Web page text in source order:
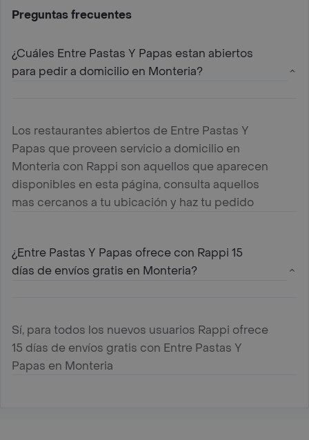
Preguntas frecuentes
¿Cuáles Entre Pastas Y Papas estan abiertos
para pedir a domicilio en Monteria?
Los restaurantes abiertos de Entre Pastas Y
Papas que proveen servicio a domicilio en
Monteria con Rappi son aquellos que aparecen
disponibles en esta página, consulta aquellos
mas cercanos a tu ubicación y haz tu pedido
¿Entre Pastas Y Papas ofrece con Rappi 15
días de envíos gratis en Monteria?
Sí, para todos los nuevos usuarios Rappi ofrece
15 días de envíos gratis con Entre Pastas Y
Papas en Monteria